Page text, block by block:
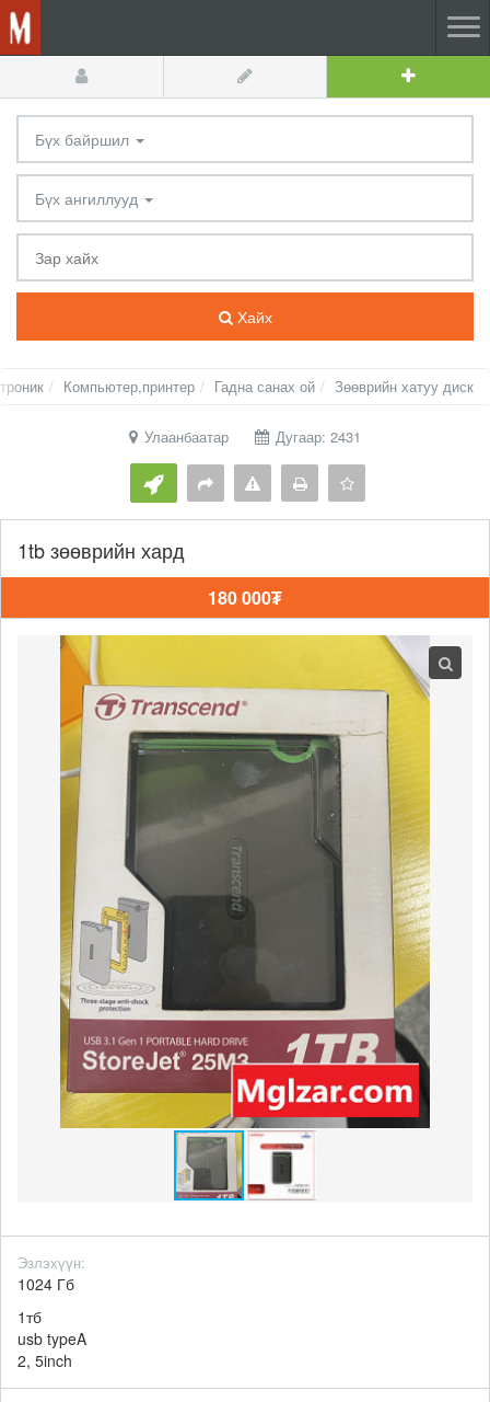
Бүх байршил
Бүх ангиллууд
Хайх
Компьютер,принтер Гадна санах ой Зөөврийн хатуу диск
Улаанбаатар Дугаар: 2431
1tb зөөврийн хард
180 000₮
Эзлэхүүн:
1024 Гб
1тб
usb typeA
2, 5inch